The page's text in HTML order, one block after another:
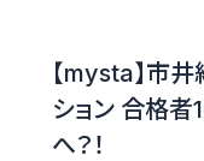
【mysta】市
ション 合格
へ？！